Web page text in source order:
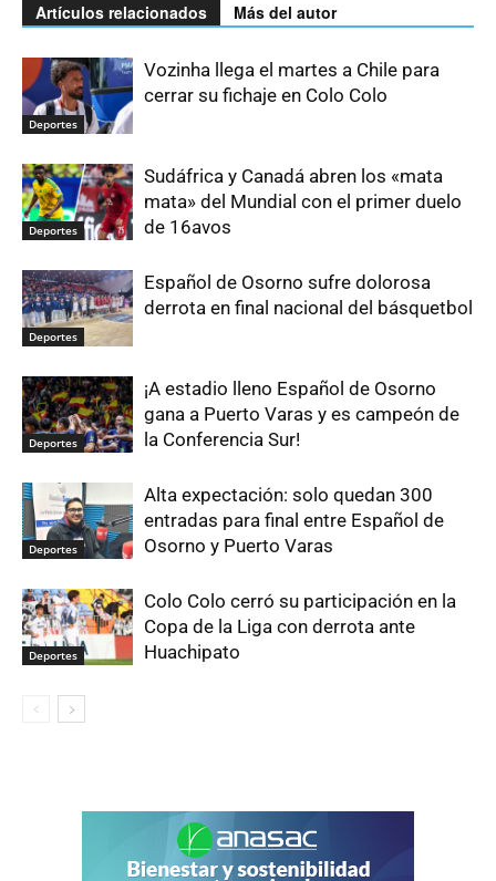
Artículos relacionados Más del autor
Deportes
Vozinha llega el martes a Chile para
cerrar su fichaje en Colo Colo
Deportes
Sudáfrica y Canadá abren los «mata
mata» del Mundial con el primer duelo
de 16avos
Deportes
Español de Osorno sufre dolorosa
derrota en final nacional del básquetbol
Deportes
¡A estadio lleno Español de Osorno
gana a Puerto Varas y es campeón de
la Conferencia Sur!
Deportes
Alta expectación: solo quedan 300
entradas para final entre Español de
Osorno y Puerto Varas
Deportes
Colo Colo cerró su participación en la
Copa de la Liga con derrota ante
Huachipato